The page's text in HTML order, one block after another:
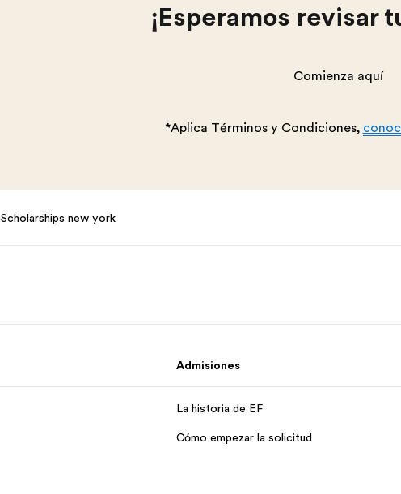
¡Esperamos revisar
Comienza aquí
*Aplica Términos y Condiciones,
Scholarships new york
Admisiones
La historia de EF
Cómo empezar la solicitud